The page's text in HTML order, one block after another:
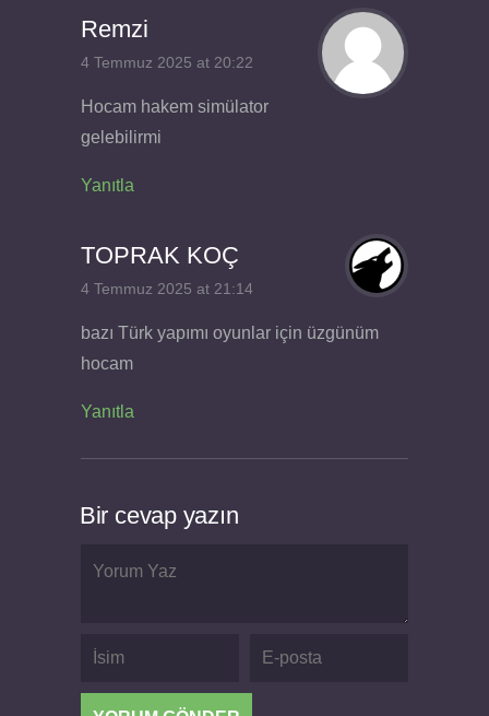
Remzi
4 Temmuz 2025 at 20:22
Hocam hakem simülator
gelebilirmi
Yanıtla
TOPRAK KOÇ
4 Temmuz 2025 at 21:14
bazı Türk yapımı oyunlar için üzgünüm
hocam
Yanıtla
Bir cevap yazın